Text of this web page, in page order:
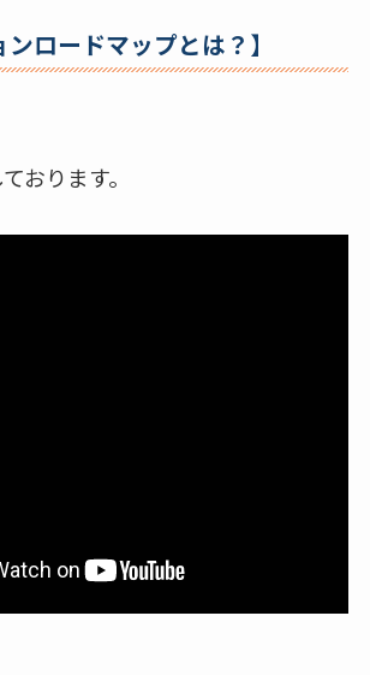
ンロードマップとは？】
おります。